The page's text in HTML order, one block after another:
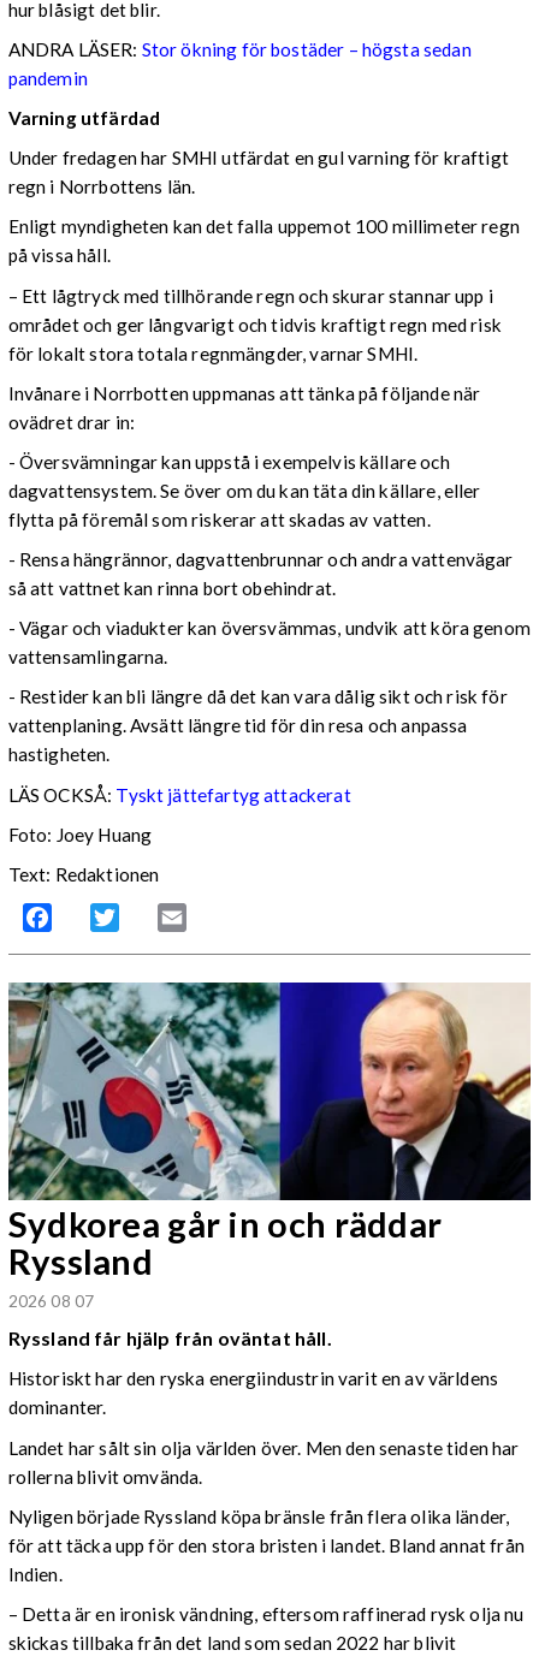
hur blåsigt det blir.
ANDRA LÄSER: Stor ökning för bostäder – högsta sedan
pandemin
Varning utfärdad
Under fredagen har SMHI utfärdat en gul varning för kraftigt
regn i Norrbottens län.
Enligt myndigheten kan det falla uppemot 100 millimeter regn
på vissa håll.
– Ett lågtryck med tillhörande regn och skurar stannar upp i
området och ger långvarigt och tidvis kraftigt regn med risk
för lokalt stora totala regnmängder, varnar SMHI.
Invånare i Norrbotten uppmanas att tänka på följande när
ovädret drar in:
- Översvämningar kan uppstå i exempelvis källare och
dagvattensystem. Se över om du kan täta din källare, eller
flytta på föremål som riskerar att skadas av vatten.
- Rensa hängrännor, dagvattenbrunnar och andra vattenvägar
så att vattnet kan rinna bort obehindrat.
- Vägar och viadukter kan översvämmas, undvik att köra genom
vattensamlingarna.
- Restider kan bli längre då det kan vara dålig sikt och risk för
vattenplaning. Avsätt längre tid för din resa och anpassa
hastigheten.
LÄS OCKSÅ: Tyskt jättefartyg attackerat
Foto: Joey Huang
Text: Redaktionen
Facebook Twitter
Sydkorea går in och räddar
Ryssland
2026 08 07
Ryssland får hjälp från oväntat håll.
Historiskt har den ryska energiindustrin varit en av världens
dominanter.
Landet har sålt sin olja världen över. Men den senaste tiden har
rollerna blivit omvända.
Nyligen började Ryssland köpa bränsle från flera olika länder,
för att täcka upp för den stora bristen i landet. Bland annat från
Indien.
– Detta är en ironisk vändning, eftersom raffinerad rysk olja nu
skickas tillbaka från det land som sedan 2022 har blivit